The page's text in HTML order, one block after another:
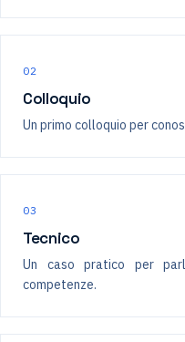
02
Colloquio
Un primo colloquio per
03
Tecnico
Un caso pratico per
competenze.